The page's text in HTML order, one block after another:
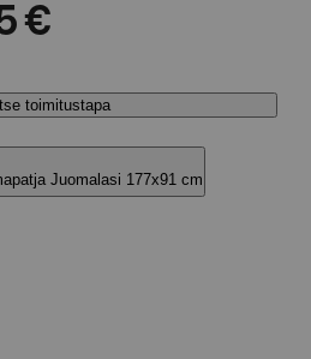
€
toimitustapa
Juomalasi 177x91 cm